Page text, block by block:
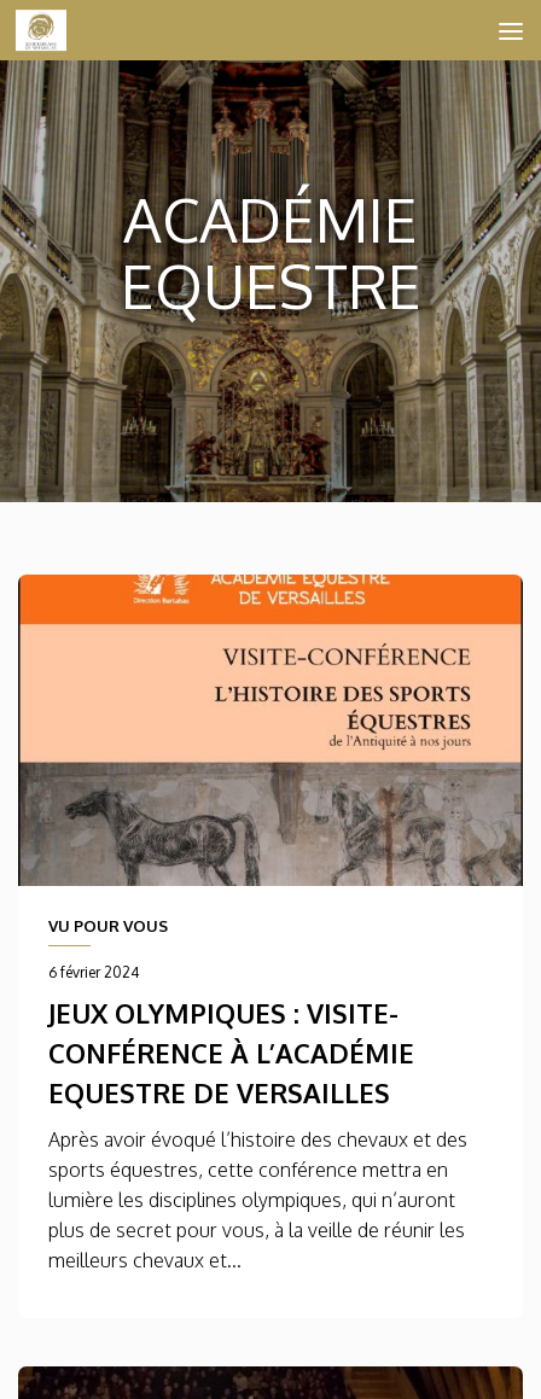
Skip to content
ACADÉMIE
EQUESTRE
VU POUR VOUS
6 février 2024
JEUX OLYMPIQUES : VISITE-
CONFÉRENCE À L’ACADÉMIE
EQUESTRE DE VERSAILLES
Après avoir évoqué l’histoire des chevaux et des
sports équestres, cette conférence mettra en
lumière les disciplines olympiques, qui n’auront
plus de secret pour vous, à la veille de réunir les
meilleurs chevaux et...